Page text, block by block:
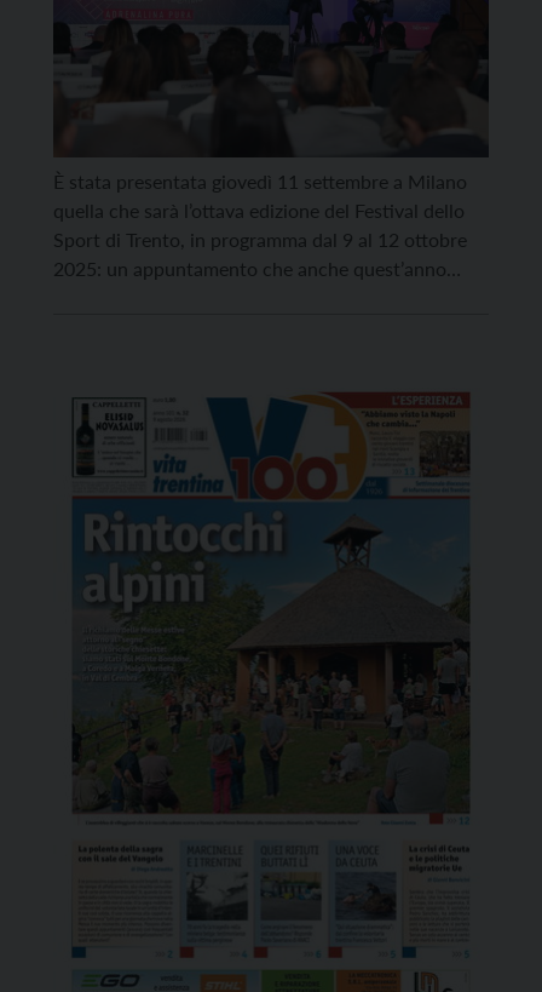
È stata presentata giovedì 11 settembre a Milano
quella che sarà l’ottava edizione del Festival dello
Sport di Trento, in programma dal 9 al 12 ottobre
2025: un appuntamento che anche quest’anno